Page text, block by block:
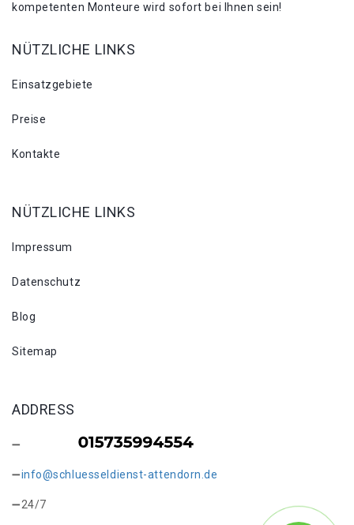
kompetenten Monteure wird sofort bei Ihnen sein!
NÜTZLICHE LINKS
Einsatzgebiete
Preise
Kontakte
NÜTZLICHE LINKS
Impressum
Datenschutz
Blog
Sitemap
ADDRESS
info@schluesseldienst-attendorn.de
24/7